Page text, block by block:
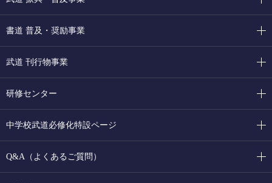
書道 普及・奨励事業
武道 刊行物事業
研修センター
中学校武道必修化特設ページ
Q&A（よくあるご質問）